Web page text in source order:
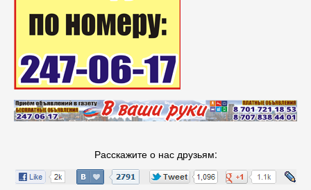
Расскажите о нас друзьям: